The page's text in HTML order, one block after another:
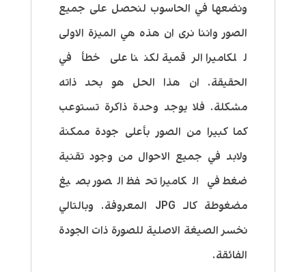
ونضعها في الحاسوب لنحصل على جميع
الصور واننا نرى ان هذه هي الميزة الاولى
للكاميرا الرقمية لكننا على خطأ في
الحقيقة. ان هذا الحل هو بحد ذاته
مشكلة. فلا يوجد وحدة ذاكرة تستوعب
كما كبيرا من الصور بأعلى جودة ممكنة
ولابد في جميع الاحوال من وجود تقنية
ضغط في الكاميرا تحفظ الصور بصيغ
مضغوطة كالـ JPG المعروفة. وبالتالي
نخسر الصيغة الاصلية للصورة ذات الجودة
الفائقة.